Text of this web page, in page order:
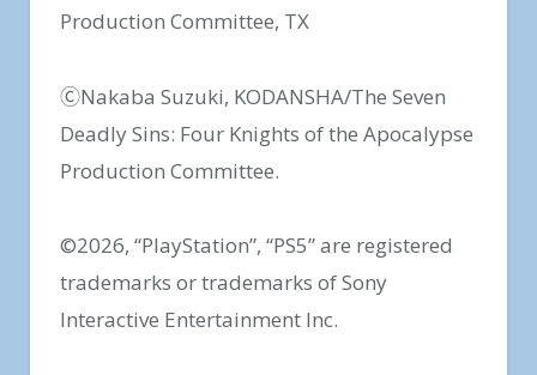
Production Committee, TX
ⒸNakaba Suzuki, KODANSHA/The Seven
Deadly Sins: Four Knights of the Apocalypse
Production Committee.
©2026, “PlayStation”, “PS5” are registered
trademarks or trademarks of Sony
Interactive Entertainment Inc.